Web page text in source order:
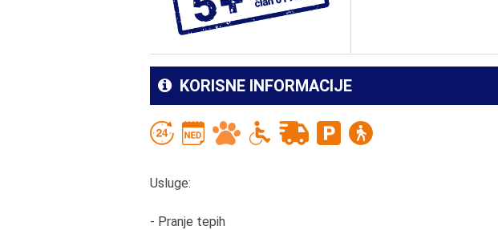
KORISNE INFORMACIJE
Usluge:
- Pranje tepih